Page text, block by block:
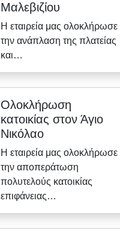
Μαλεβιζίου
Η εταιρεία μας ολοκλήρωσε
την ανάπλαση της πλατείας
και…
Ολοκλήρωση
κατοικίας στον Άγιο
Νικόλαο
Η εταιρεία μας ολοκλήρωσε
την αποπεράτωση
πολυτελούς κατοικίας
επιφάνειας…